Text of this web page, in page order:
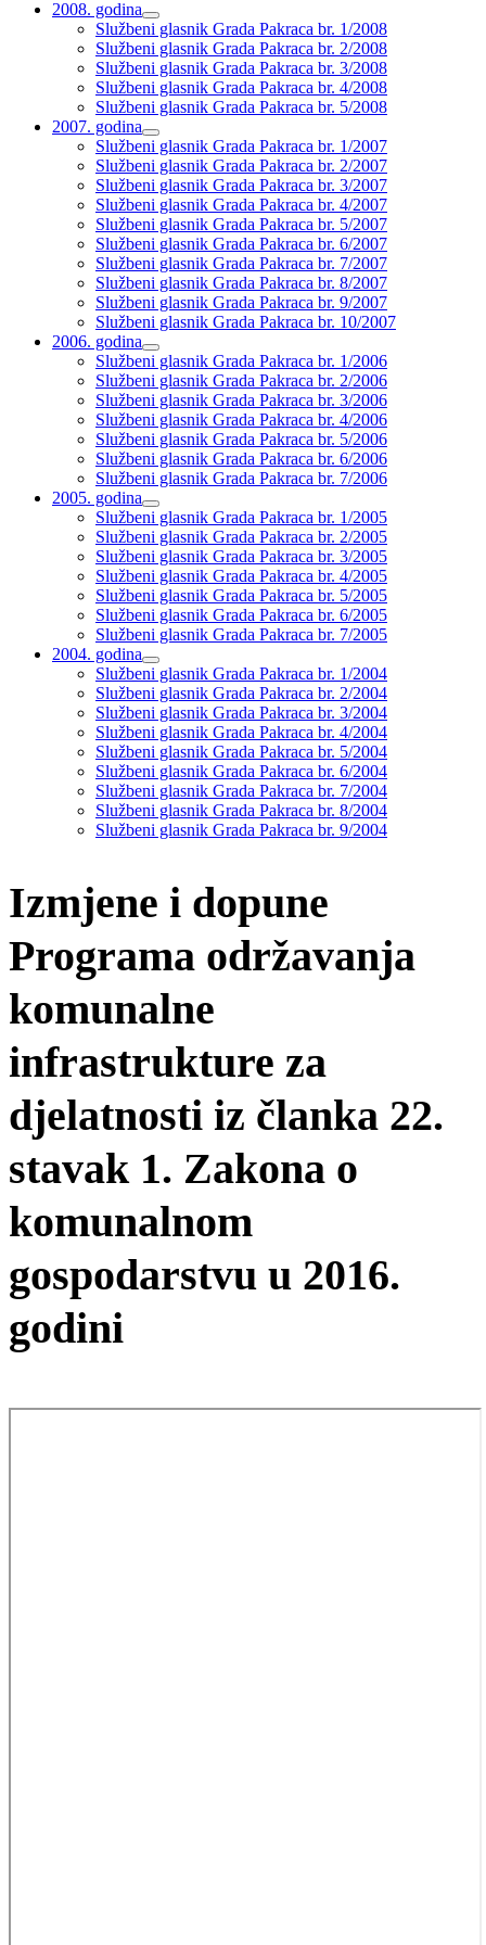
2008. godina
proširi
podizbornik
Službeni glasnik Grada Pakraca br. 1/2008
Službeni glasnik Grada Pakraca br. 2/2008
Službeni glasnik Grada Pakraca br. 3/2008
Službeni glasnik Grada Pakraca br. 4/2008
Službeni glasnik Grada Pakraca br. 5/2008
2007. godina
proširi
podizbornik
Službeni glasnik Grada Pakraca br. 1/2007
Službeni glasnik Grada Pakraca br. 2/2007
Službeni glasnik Grada Pakraca br. 3/2007
Službeni glasnik Grada Pakraca br. 4/2007
Službeni glasnik Grada Pakraca br. 5/2007
Službeni glasnik Grada Pakraca br. 6/2007
Službeni glasnik Grada Pakraca br. 7/2007
Službeni glasnik Grada Pakraca br. 8/2007
Službeni glasnik Grada Pakraca br. 9/2007
Službeni glasnik Grada Pakraca br. 10/2007
2006. godina
proširi
podizbornik
Službeni glasnik Grada Pakraca br. 1/2006
Službeni glasnik Grada Pakraca br. 2/2006
Službeni glasnik Grada Pakraca br. 3/2006
Službeni glasnik Grada Pakraca br. 4/2006
Službeni glasnik Grada Pakraca br. 5/2006
Službeni glasnik Grada Pakraca br. 6/2006
Službeni glasnik Grada Pakraca br. 7/2006
2005. godina
proširi
podizbornik
Službeni glasnik Grada Pakraca br. 1/2005
Službeni glasnik Grada Pakraca br. 2/2005
Službeni glasnik Grada Pakraca br. 3/2005
Službeni glasnik Grada Pakraca br. 4/2005
Službeni glasnik Grada Pakraca br. 5/2005
Službeni glasnik Grada Pakraca br. 6/2005
Službeni glasnik Grada Pakraca br. 7/2005
2004. godina
proširi
podizbornik
Službeni glasnik Grada Pakraca br. 1/2004
Službeni glasnik Grada Pakraca br. 2/2004
Službeni glasnik Grada Pakraca br. 3/2004
Službeni glasnik Grada Pakraca br. 4/2004
Službeni glasnik Grada Pakraca br. 5/2004
Službeni glasnik Grada Pakraca br. 6/2004
Službeni glasnik Grada Pakraca br. 7/2004
Službeni glasnik Grada Pakraca br. 8/2004
Službeni glasnik Grada Pakraca br. 9/2004
Izmjene i dopune
Programa održavanja
komunalne
infrastrukture za
djelatnosti iz članka 22.
stavak 1. Zakona o
komunalnom
gospodarstvu u 2016.
godini